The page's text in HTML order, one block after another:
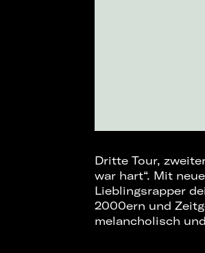
Dritte Tour,
war hart“. Mit
Lieblingsrapper
2000ern und
melancholisch